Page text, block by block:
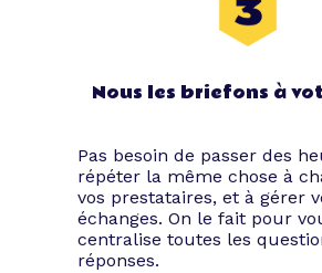
Nous les briefons à
Pas besoin de passer des
répéter la même chose à
vos prestataires, et à gérer
échanges. On le fait pour
centralise toutes les
réponses.